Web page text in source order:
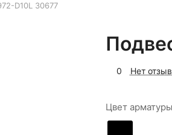
D10L 30677
0 Нет
Цвет